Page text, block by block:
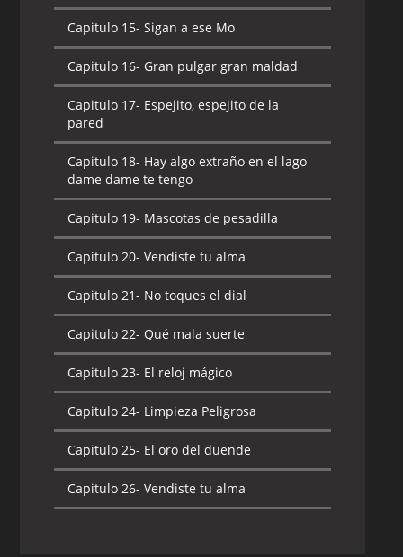
Capitulo 15- Sigan a ese Mo
Capitulo 16- Gran pulgar gran maldad
Capitulo 17- Espejito, espejito de la
pared
Capitulo 18- Hay algo extraño en el lago
dame dame te tengo
Capitulo 19- Mascotas de pesadilla
Capitulo 20- Vendiste tu alma
Capitulo 21- No toques el dial
Capitulo 22- Qué mala suerte
Capitulo 23- El reloj mágico
Capitulo 24- Limpieza Peligrosa
Capitulo 25- El oro del duende
Capitulo 26- Vendiste tu alma